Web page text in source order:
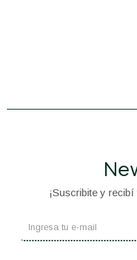
¡Suscribite y